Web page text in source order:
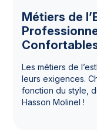
Métiers de
Les métiers de
leurs exigences.
fonction du style,
Hasson Molinel !